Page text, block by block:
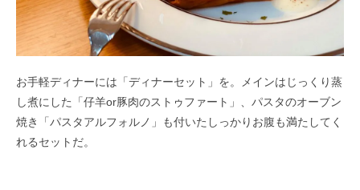
お手軽ディナーには「ディナーセット」を。メインはじっくり蒸
し煮にした「仔羊or豚肉のストゥファート」、パスタのオーブン
焼き「パスタアルフォルノ」も付いたしっかりお腹も満たしてく
れるセットだ。